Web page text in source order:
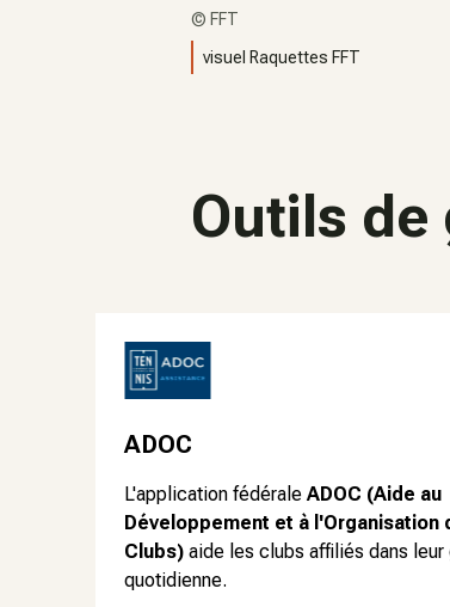
© FFT
visuel Raquettes FFT
Outils de
ADOC
L'application fédérale ADOC (Aide au
Développement et à l'Organisation
Clubs) aide les clubs affiliés dans leur
quotidienne.